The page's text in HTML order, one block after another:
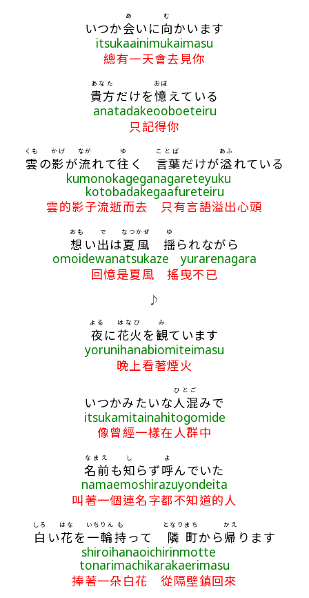
いつか会
あ
いに向
む
かいます
itsukaainimukaimasu
總有一天會去見你
貴方
あなた
だけを憶
おぼ
えている
anatadakeooboeteiru
只記得你
雲
くも
の影
かげ
が流
なが
れて往
ゆ
く 言葉
ことば
だけが溢
あふ
れている
kumonokageganagareteyuku
kotobadakegaafureteiru
雲的影子流逝而去 只有言語溢出心頭
想
おも
い出
で
は夏
なつ
風
かぜ
揺
ゆ
られながら
omoidewanatsukaze yurarenagara
回憶是夏風 搖曳不已
♪
夜
よる
に花火
はなび
を観
み
ています
yorunihanabiomiteimasu
晚上看著煙火
いつかみたいな 人混
ひとご
みで
itsukamitainahitogomide
像曾經一樣在人群中
名前
なまえ
も知
し
らず呼
よ
んでいた
namaemoshirazuyondeita
叫著一個連名字都不知道的人
白
しろ
い花
はな
を 一輪
いちりん
持
も
って 隣
となり
町
まち
から帰
かえ
ります
shiroihanaoichirinmotte
tonarimachikarakaerimasu
捧著一朵白花 從隔壁鎮回來